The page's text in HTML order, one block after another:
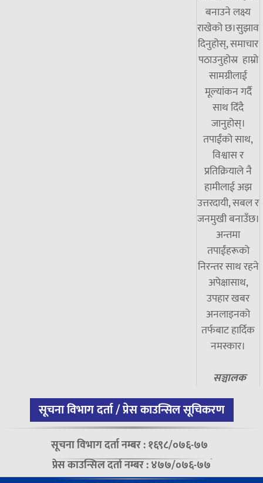
बनाउने लक्ष्य
राखेको छ।सुझाव
दिनुहोस्, समाचार
पठाउनुहोस्र हाम्रो
सामग्रीलाई
मूल्यांकन गर्दै
साथ दिँदै
जानुहोस्।
तपाईंको साथ,
विश्वास र
प्रतिक्रियाले नै
हामीलाई अझ
उत्तरदायी, सबल र
जनमुखी बनाउँछ।
अन्तमा
तपाईंहरूको
निरन्तर साथ रहने
अपेक्षासाथ,
उपहार खबर
अनलाइनको
तर्फबाट हार्दिक
नमस्कार।
सञ्चालक
सूचना विभाग दर्ता / प्रेस काउन्सिल सूचिकरण
सूचना विभाग दर्ता नम्बर : १६९८/०७६-७७
प्रेस काउन्सिल दर्ता नम्बर : ४७७/०७६-७७